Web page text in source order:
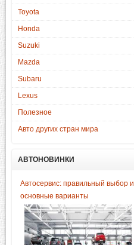
Toyota
Honda
Suzuki
Mazda
Subaru
Lexus
Полезное
Авто других стран мира
АВТОНОВИНКИ
Автосервис: правильный выбор и
основные варианты